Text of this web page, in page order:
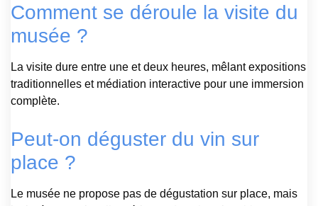
Comment se déroule la visite du
musée ?
La visite dure entre une et deux heures, mêlant expositions
traditionnelles et médiation interactive pour une immersion
complète.
Peut-on déguster du vin sur
place ?
Le musée ne propose pas de dégustation sur place, mais